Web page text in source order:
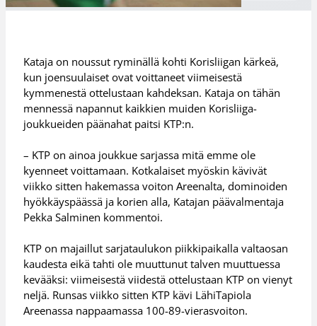
Kataja on noussut ryminällä kohti Korisliigan kärkeä,
kun joensuulaiset ovat voittaneet viimeisestä
kymmenestä ottelustaan kahdeksan. Kataja on tähän
mennessä napannut kaikkien muiden Korisliiga-
joukkueiden päänahat paitsi KTP:n.
– KTP on ainoa joukkue sarjassa mitä emme ole
kyenneet voittamaan. Kotkalaiset myöskin kävivät
viikko sitten hakemassa voiton Areenalta, dominoiden
hyökkäyspäässä ja korien alla, Katajan päävalmentaja
Pekka Salminen kommentoi.
KTP on majaillut sarjataulukon piikkipaikalla valtaosan
kaudesta eikä tahti ole muuttunut talven muuttuessa
kevääksi: viimeisestä viidestä ottelustaan KTP on vienyt
neljä. Runsas viikko sitten KTP kävi LähiTapiola
Areenassa nappaamassa 100-89-vierasvoiton.